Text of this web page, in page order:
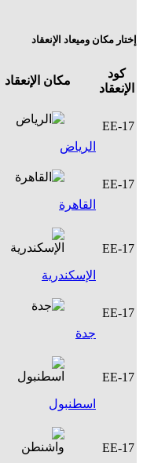
إختار مكان وميعاد الإنعقاد
كود
الإنعقاد
مكان الإنعقاد
EE-17
الرياض
EE-17
القاهرة
EE-17
الإسكندرية
EE-17
جدة
EE-17
اسطنبول
EE-17